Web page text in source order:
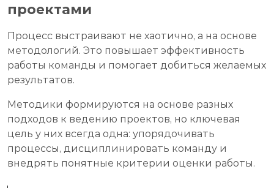
проектами
Процесс выстраивают не хаотично, а на основе
методологий. Это повышает эффективность
работы команды и помогает добиться желаемых
результатов.
Методики формируются на основе разных
подходов к ведению проектов, но ключевая
цель у них всегда одна: упорядочивать
процессы, дисциплинировать команду и
внедрять понятные критерии оценки работы.